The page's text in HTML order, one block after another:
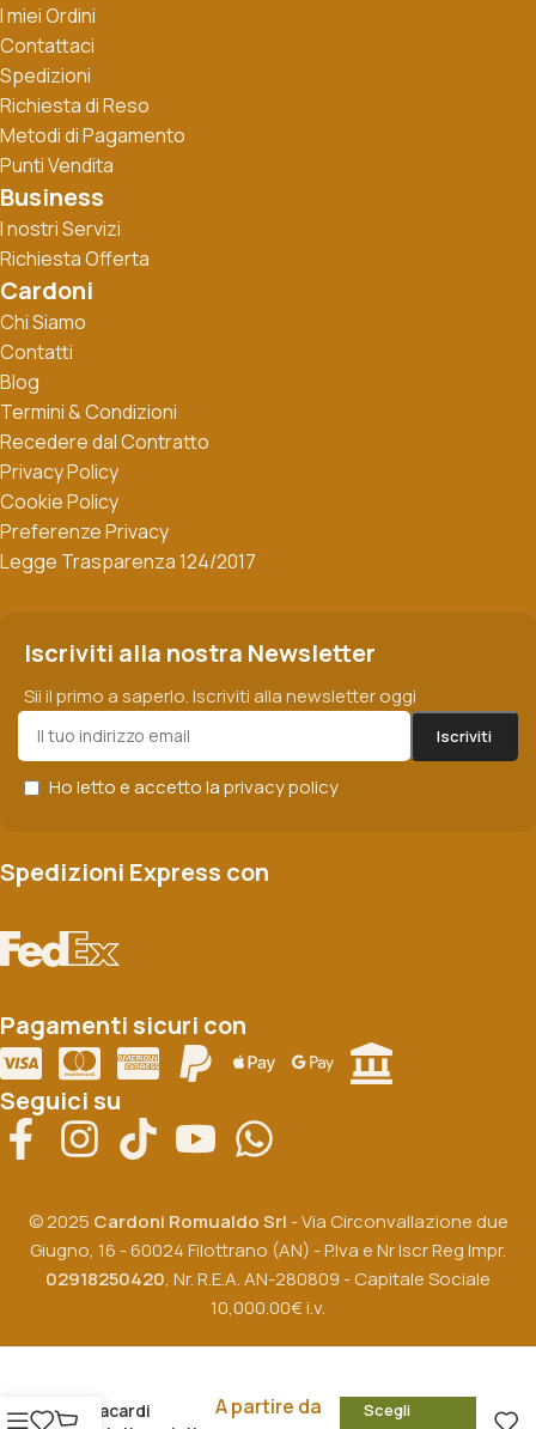
I miei Ordini
Contattaci
Spedizioni
Richiesta di Reso
Metodi di Pagamento
Punti Vendita
Business
I nostri Servizi
Richiesta Offerta
Cardoni
Chi Siamo
Contatti
Blog
Termini & Condizioni
Recedere dal Contratto
Privacy Policy
Cookie Policy
Preferenze Privacy
Legge Trasparenza 124/2017
Iscriviti alla nostra Newsletter
Sii il primo a saperlo. Iscriviti alla newsletter oggi
Ho letto e accetto laprivacy policy
Spedizioni Express con
Pagamenti sicuri con
Seguici su
© 2025 Cardoni Romualdo Srl - Via Circonvallazione due
Giugno, 16 - 60024 Filottrano (AN) - P.Iva e Nr Iscr Reg Impr.
02918250420, Nr. R.E.A. AN-280809 - Capitale Sociale
10,000.00€ i.v.
Anacardi
A partire da
Scegli